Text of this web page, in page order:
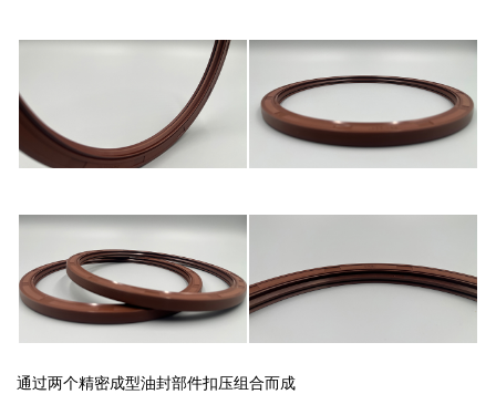
通过两个精密成型油封部件扣压组合而成